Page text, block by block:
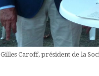
Gilles Caroff, président de la